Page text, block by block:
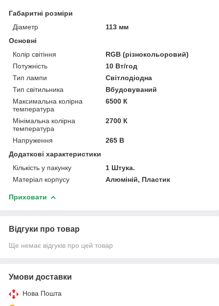
Габаритні розміри
Діаметр
113 мм
Основні
Колір світіння
RGB (різнокольоровий)
Потужність
10 Вт/год
Тип лампи
Світлодіодна
Тип світильника
Вбудовуваний
Максимальна колірна
температура
6500 К
Мінімальна колірна
температура
2700 К
Напруження
265 В
Додаткові характеристики
Кількість у пакунку
1 Штука.
Матеріал корпусу
Алюміній, Пластик
Приховати
Відгуки про товар
Ще немає відгуків про цей товар
Умови доставки
Нова Пошта